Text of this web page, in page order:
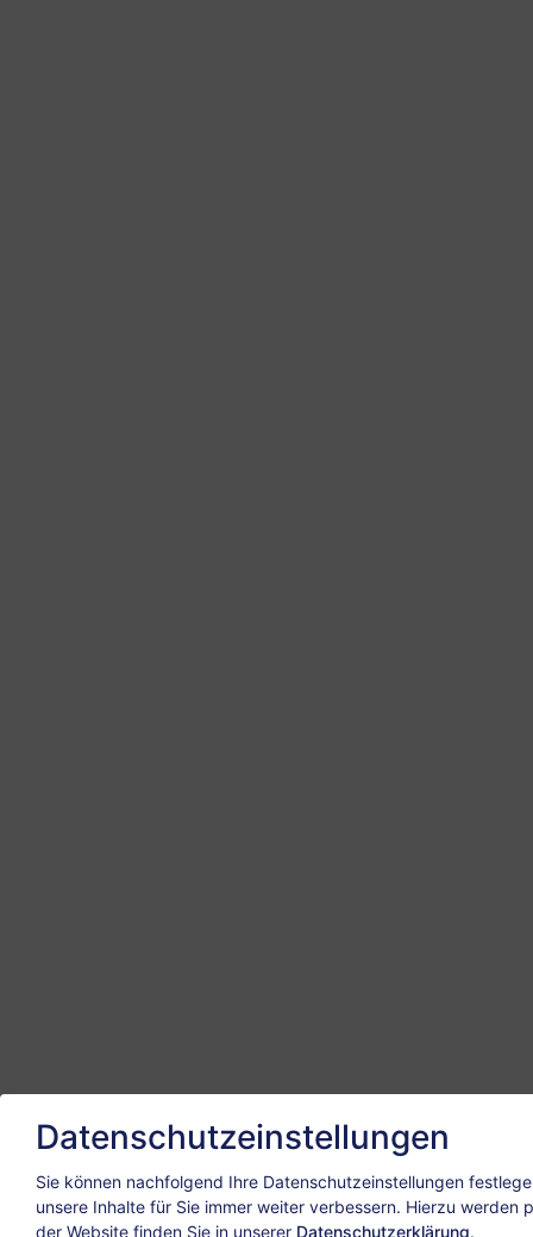
Datenschutzeinstellungen
Sie können nachfolgend Ihre Datenschutzeinstellungen
unsere Inhalte für Sie immer weiter verbessern. Hierzu
der Website finden Sie in unserer Datenschutzerklärung.